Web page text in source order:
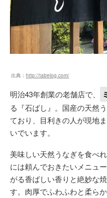
出典： http://tabelog.com/
明治43年創業の老舗店で、
る『石ばし』。国産の天然
ており、目利きの人が現地
いでいます。
美味しい天然うなぎを食べ
には頼んでおきたいメニュ
がる香ばしい香りと絶妙な
す。肉厚でふわふわと柔ら